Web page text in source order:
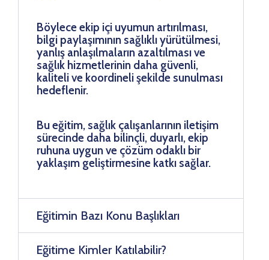
Böylece ekip içi uyumun artırılması,
bilgi paylaşımının sağlıklı yürütülmesi,
yanlış anlaşılmaların azaltılması ve
sağlık hizmetlerinin daha güvenli,
kaliteli ve koordineli şekilde sunulması
hedeflenir.
Bu eğitim, sağlık çalışanlarının iletişim
sürecinde daha bilinçli, duyarlı, ekip
ruhuna uygun ve çözüm odaklı bir
yaklaşım geliştirmesine katkı sağlar.
Eğitimin Bazı Konu Başlıkları
Eğitime Kimler Katılabilir?